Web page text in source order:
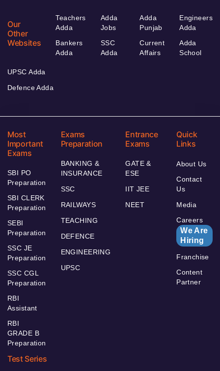
Our
Other
Websites
Teachers
Adda
Bankers
Adda
Adda
Jobs
SSC
Adda
Adda
Punjab
Current
Affairs
Engineers
Adda
Adda
School
UPSC Adda
Defence Adda
Most
Important
Exams
SBI PO
Preparation
SBI CLERK
Preparation
SEBI
Preparation
SSC JE
Preparation
SSC CGL
Preparation
RBI
Assistant
RBI
GRADE B
Preparation
Exams
Preparation
BANKING &
INSURANCE
SSC
RAILWAYS
TEACHING
DEFENCE
ENGINEERING
UPSC
Entrance
Exams
GATE &
ESE
IIT JEE
NEET
Quick
Links
About Us
Contact
Us
Media
Careers
We Are
Hiring
Franchise
Content
Partner
Test Series